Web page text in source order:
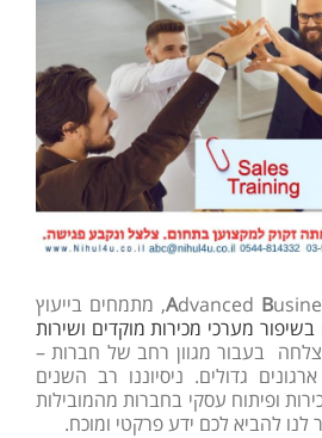
Advanced B
onsulting, מתמחים בייעוץ
בשיפור מערכי מכירות מוקדים ושירות
בעבור מגוון רחב של חברות –
גדולים. ניסיוננו רב השנים
ופיתוח עסקי בחברות מהמובילות
להביא לכם ידע פרקטי ומוכח.